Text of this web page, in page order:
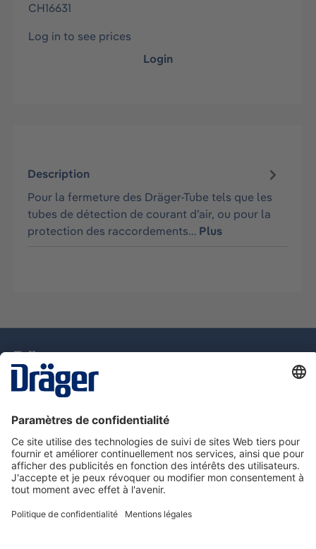
CH16631
Log in to see prices
Login
Description
Pour la fermeture des Dräger-Tube tels que les
tubes de détection de courant d’air, ou pour la
protection des raccordements… Plus
pour la vie
Assistance téléphonique
A propos de Dräger
Information